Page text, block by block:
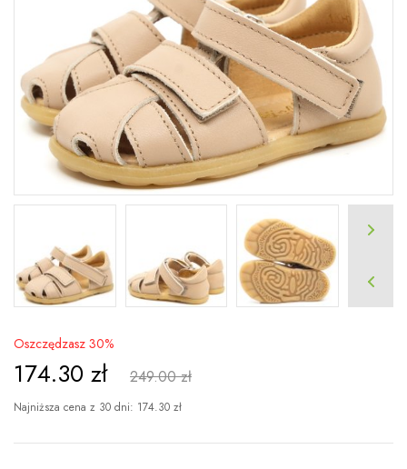
Oszczędzasz 30%
174.30 zł 249.00 zł
Najniższa cena z 30 dni: 174.30 zł